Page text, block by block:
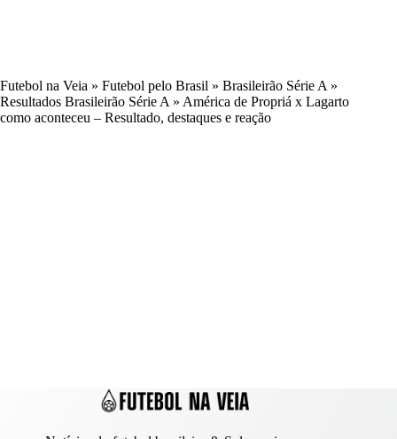
Futebol na Veia » Futebol pelo Brasil » Brasileirão Série A »
Resultados Brasileirão Série A » América de Propriá x Lagarto
como aconteceu – Resultado, destaques e reação